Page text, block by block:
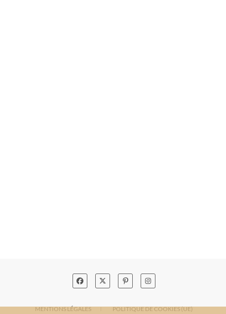
MENTIONS LÉGALES POLITIQUE DE COOKIES (UE)